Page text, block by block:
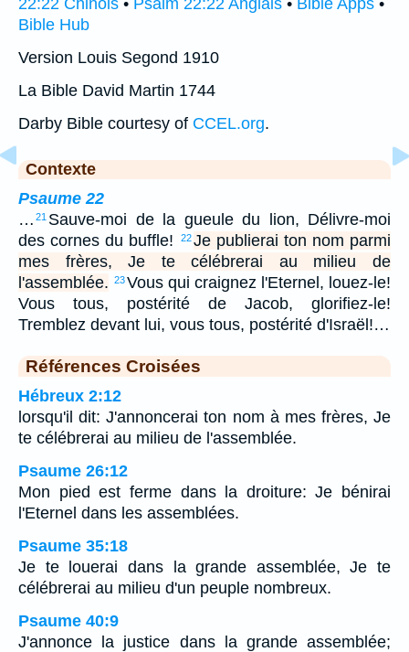
22:22 Chinois • Psalm 22:22 Anglais • Bible Apps •
Bible Hub
Version Louis Segond 1910
La Bible David Martin 1744
Darby Bible courtesy of CCEL.org.
Contexte
Psaume 22
… 21 Sauve-moi de la gueule du lion, Délivre-moi
des cornes du buffle!
22 Je publierai ton nom parmi
mes frères, Je te célébrerai au milieu de
l'assemblée. 23Vous qui craignez l'Eternel, louez-le!
Vous tous, postérité de Jacob, glorifiez-le!
Tremblez devant lui, vous tous, postérité d'Israël!…
Références Croisées
Hébreux 2:12
lorsqu'il dit: J'annoncerai ton nom à mes frères, Je
te célébrerai au milieu de l'assemblée.
Psaume 26:12
Mon pied est ferme dans la droiture: Je bénirai
l'Eternel dans les assemblées.
Psaume 35:18
Je te louerai dans la grande assemblée, Je te
célébrerai au milieu d'un peuple nombreux.
Psaume 40:9
J'annonce la justice dans la grande assemblée;